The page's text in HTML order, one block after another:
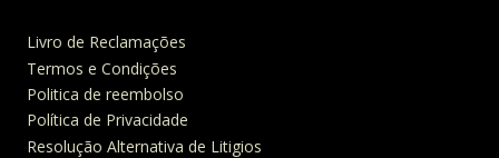
Livro de Reclamações
Termos e Condições
Politica de reembolso
Política de Privacidade
Resolução Alternativa de Litigios